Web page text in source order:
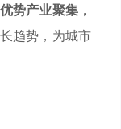
优势产业聚集 ，
趋势，为城市